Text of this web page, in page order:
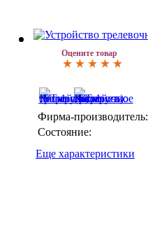
Оцените товар
Фирма-производитель:
Состояние:
Еще характеристики